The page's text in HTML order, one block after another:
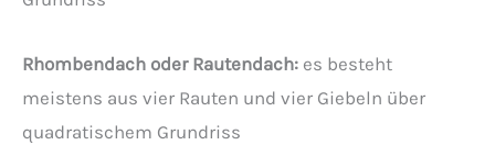
Rhombendach oder Rautendach: es besteht
meistens aus vier Rauten und vier Giebeln über
quadratischem Grundriss